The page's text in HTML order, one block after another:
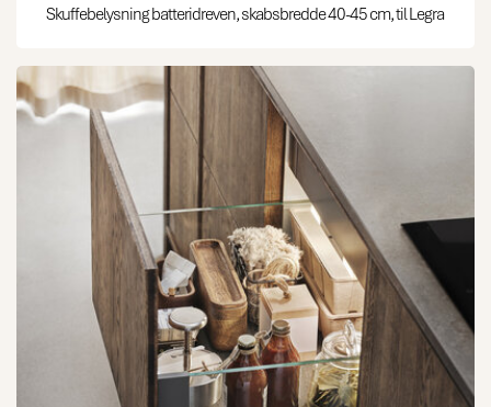
Skuffebelysning batteridreven, skabsbredde 40-45 cm, til Legra